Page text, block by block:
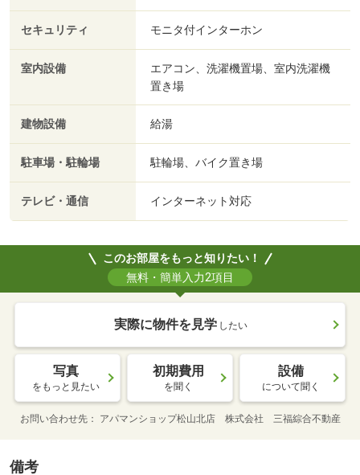
セキュリティ モニタ付インターホン
室内設備
エアコン、洗濯機置場、室内洗濯機
置き場
建物設備 給湯
駐車場・駐輪場 駐輪場、バイク置き場
テレビ・通信 インターネット対応
このお部屋をもっと知りたい！
無料・簡単入力2項目
実際に物件を見学 したい
写真
をもっと見たい
初期費用
を聞く
設備
について聞く
お問い合わせ先 アパマンショップ松山北店 株式会社 三福綜合不動産
備考